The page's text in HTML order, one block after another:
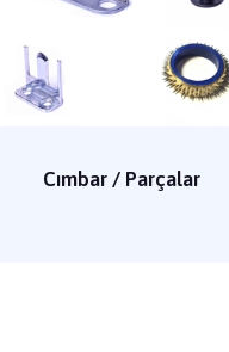
Cımbar / Parçalar